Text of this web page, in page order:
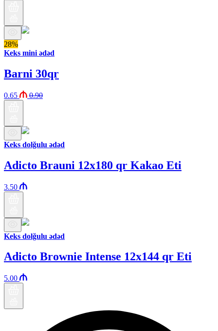
28%
Keks mini ədəd
Barni 30qr
0.65 0.90
Keks dolğulu ədəd
Adicto Brauni 12x180 qr Kakao Eti
3.50
Keks dolğulu ədəd
Adicto Brownie Intense 12x144 qr Eti
5.00